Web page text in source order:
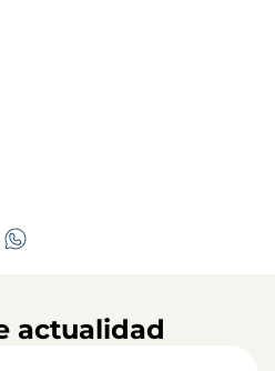
actualidad